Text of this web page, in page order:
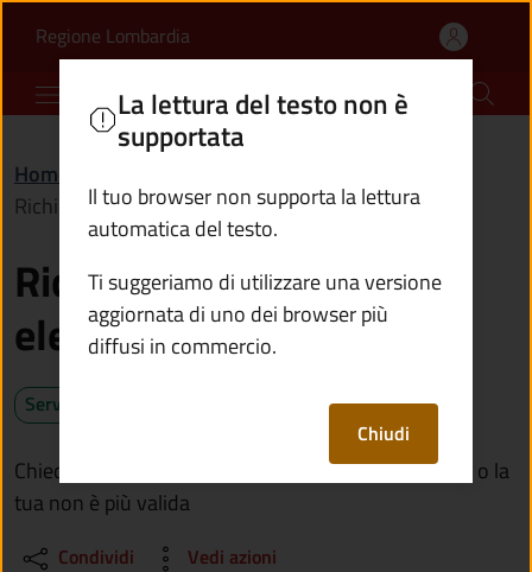
Richiedere la tessera
Regione Lombardia(apre in un'altra scheda).
Comune di Incudine
Home
Richiedere la tessera elettorale
Richiedere la tessera
elettorale
Servizio attivo
Chiedi la tessera per poter votare se non la possiedi o la
tua non è più valida
Condividi Vedi azioni
La lettura del testo non è
supportata
Il tuo browser non supporta la lettura
automatica del testo.
Ti suggeriamo di utilizzare una versione
aggiornata di uno dei browser più
diffusi in commercio.
Chiudi